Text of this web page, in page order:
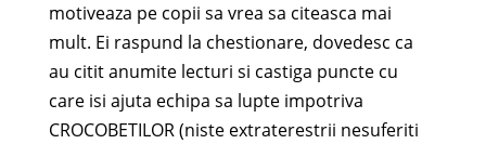
motiveaza pe copii sa vrea sa citeasca mai
mult. Ei raspund la chestionare, dovedesc ca
au citit anumite lecturi si castiga puncte cu
care isi ajuta echipa sa lupte impotriva
CROCOBETILOR (niste extraterestrii nesuferiti